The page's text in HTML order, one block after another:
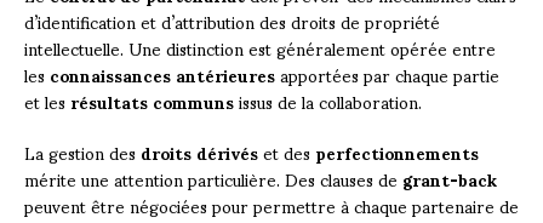
d’identification et d’attribution des droits de propriété
intellectuelle. Une distinction est généralement opérée entre
lesconnaissances antérieuresapportées par chaque partie
et lesrésultats communsissus de la collaboration.
La gestion desdroits dérivéset desperfectionnements
mérite une attention particulière. Des clauses degrant-back
peuvent être négociées pour permettre à chaque partenaire de